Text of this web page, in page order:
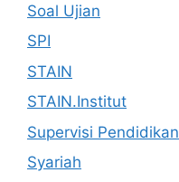
Soal Ujian
SPI
STAIN
STAIN.Institut
Supervisi Pendidikan
Syariah